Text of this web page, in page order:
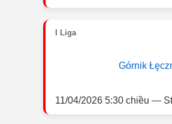
I Liga
Górnik
11/04/2026 5:30 chiều —